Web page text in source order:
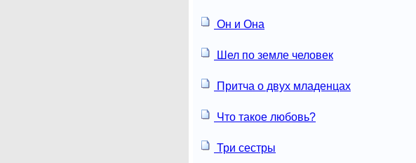
Он и Она
Шел по земле человек
Притча о двух младенцах
Что такое любовь?
Три сестры